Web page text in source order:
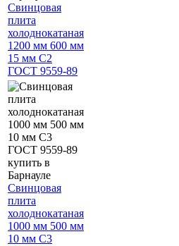
Свинцовая
плита
холоднокатаная
1200 мм 600 мм
15 мм С2
ГОСТ 9559-89
Свинцовая
плита
холоднокатаная
1000 мм 500 мм
10 мм С3